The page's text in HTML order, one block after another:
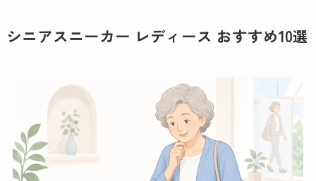
シニアスニーカー レディース おすすめ10選